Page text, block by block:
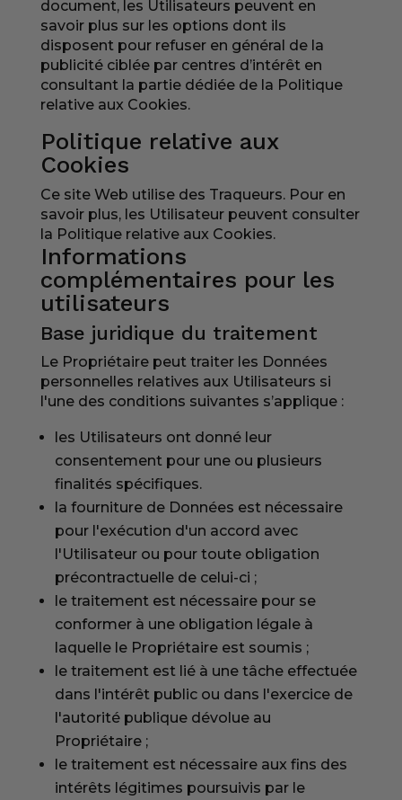
document, les Utilisateurs peuvent en
savoir plus sur les options dont ils
disposent pour refuser en général de la
publicité ciblée par centres d’intérêt en
consultant la partie dédiée de la Politique
relative aux Cookies.
Politique relative aux
Cookies
Ce site Web utilise des Traqueurs. Pour en
savoir plus, les Utilisateur peuvent consulter
la Politique relative aux Cookies.
Informations
complémentaires pour les
utilisateurs
Base juridique du traitement
Le Propriétaire peut traiter les Données
personnelles relatives aux Utilisateurs si
l'une des conditions suivantes s’applique :
les Utilisateurs ont donné leur
consentement pour une ou plusieurs
finalités spécifiques.
la fourniture de Données est nécessaire
pour l'exécution d'un accord avec
l'Utilisateur ou pour toute obligation
précontractuelle de celui-ci ;
le traitement est nécessaire pour se
conformer à une obligation légale à
laquelle le Propriétaire est soumis ;
le traitement est lié à une tâche effectuée
dans l'intérêt public ou dans l'exercice de
l'autorité publique dévolue au
Propriétaire ;
le traitement est nécessaire aux fins des
intérêts légitimes poursuivis par le